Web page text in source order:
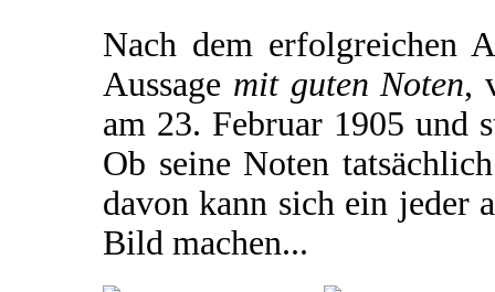
Nach dem erfolgreichen
Aussage mit guten Noten,
am 23. Februar 1905 und
Ob seine Noten
davon kann sich ein jeder
Bild machen...